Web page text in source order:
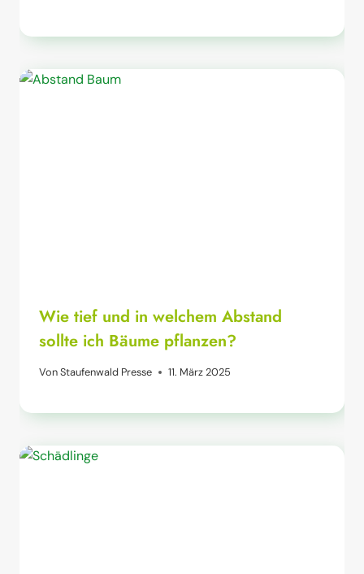
Wie tief und in welchem Abstand
sollte ich Bäume pflanzen?
VonStaufenwald Presse 11. März 2025